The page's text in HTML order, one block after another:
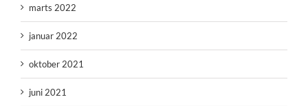
marts 2022
januar 2022
oktober 2021
juni 2021